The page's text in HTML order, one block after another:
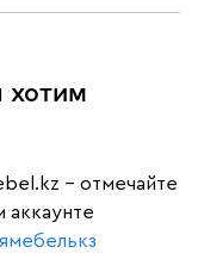
хотим
– отмечайте
аккаунте